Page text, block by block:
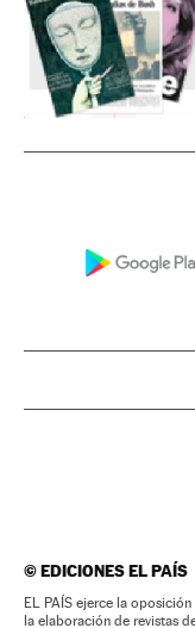
©EDICIONES EL PAÍS
EL PAÍS ejerce la
la elaboración de revistas